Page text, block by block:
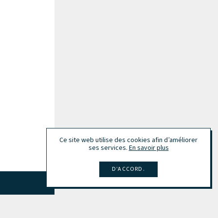
Ce site web utilise des cookies afin d’améliorer
ses services.En savoir plus
D’ACCORD.
Tout afficher